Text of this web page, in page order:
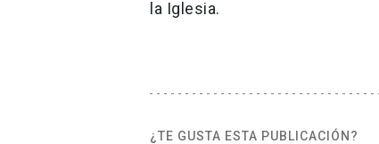
la Iglesia.
¿TE GUSTA ESTA PUBLICACIÓN?